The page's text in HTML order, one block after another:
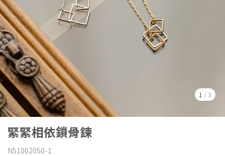
1 /3
緊緊相依鎖骨鍊
N51002050-1